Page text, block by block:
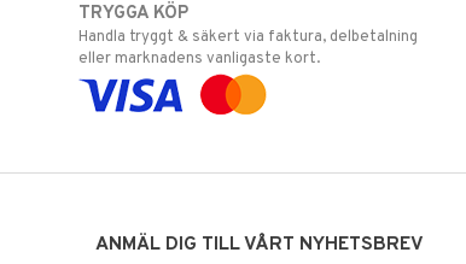
TRYGGA KÖP
Handla tryggt & säkert via faktura, delbetalning
eller marknadens vanligaste kort.
ANMÄL DIG TILL VÅRT NYHETSBREV